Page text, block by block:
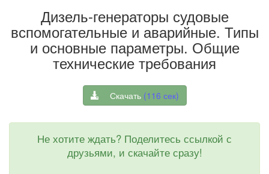
Дизель-генераторы судовые
вспомогательные и аварийные. Типы
и основные параметры. Общие
технические требования
Скачать (116 сек)
Не хотите ждать? Поделитесь ссылкой с
друзьями, и скачайте сразу!